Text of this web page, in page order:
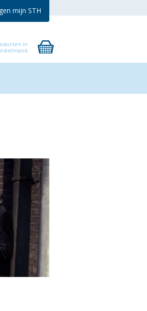
mijn STH
in